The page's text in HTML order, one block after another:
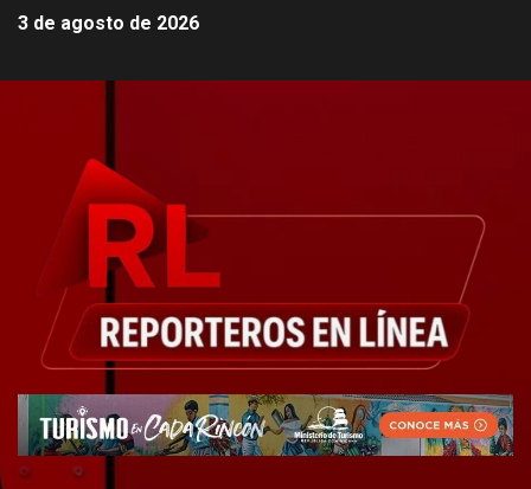
3 de agosto de 2026